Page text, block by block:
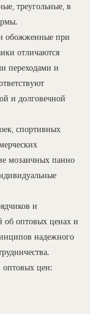
треугольные, в
обожженные при
отличаются
переходами и
и долговечной
спортивных
мозаичных панно
и
об оптовых ценах и
надежного
оптовых цен: